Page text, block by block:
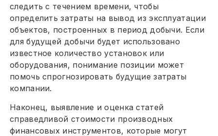
следить с течением времени, чтобы
определить затраты на вывод из эксплуатации
объектов, построенных в период добычи. Если
для будущей добычи будет использовано
известное количество установок или
оборудования, понимание позиции может
помочь спрогнозировать будущие затраты
компании.
Наконец, выявление и оценка статей
справедливой стоимости производных
финансовых инструментов, которые могут